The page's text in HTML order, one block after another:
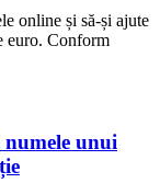
online și să-și ajute
euro. Conform
numele unui